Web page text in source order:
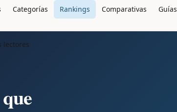
Categorías Rankings Comparativas Guías
lectores